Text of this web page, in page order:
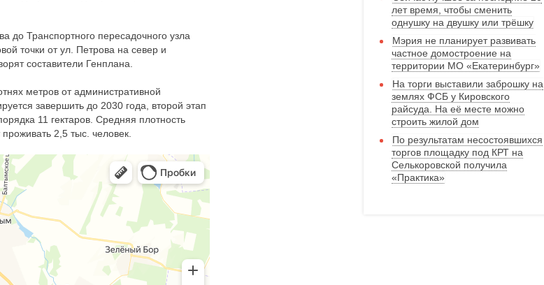
до Транспортного пересадочного узла
точки от ул. Петрова на север и
составители Генплана.
метров от административной
завершить до 2030 года, второй этап
11 гектаров. Средняя плотность
2,5 тыс. человек.
лет время, чтобы сменить
однушку на двушку или трёшку
Мэрия не планирует развивать
частное домостроение на
территории МО «Екатеринбург»
На торги выставили заброшку на
землях ФСБ у Кировского
райсуда. На её месте можно
строить жилой дом
По результатам несостоявшихся
торгов площадку под КРТ на
Селькоровской получила
«Практика»